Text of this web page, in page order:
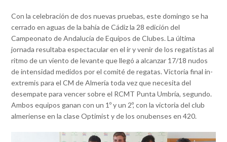
Con la celebración de dos nuevas pruebas, este domingo se ha
cerrado en aguas de la bahía de Cádiz la 28 edición del
Campeonato de Andalucía de Equipos de Clubes. La última
jornada resultaba espectacular en el ir y venir de los regatistas al
ritmo de un viento de levante que llegó a alcanzar 17/18 nudos
de intensidad medidos por el comité de regatas. Victoria final in-
extremis para el CM de Almería toda vez que necesita del
desempate para vencer sobre el RCMT Punta Umbría, segundo.
Ambos equipos ganan con un 1º y un 2º, con la victoria del club
almeriense en la clase Optimist y de los onubenses en 420.